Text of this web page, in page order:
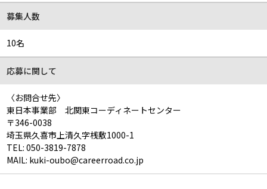
募集人数
10名
応募に関して
〈お問合せ先〉
東日本事業部 北関東コーディネートセンター
〒346-0038
埼玉県久喜市上清久字桟敷1000-1
TEL: 050-3819-7878
MAIL: kuki-oubo@careerroad.co.jp